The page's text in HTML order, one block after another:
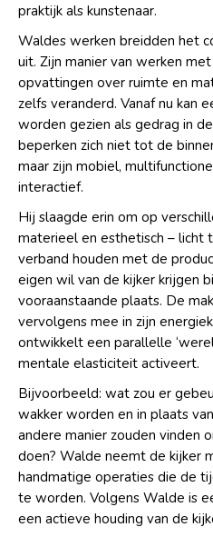
praktijk als kunstenaar.
Waldes werken breidden het
uit. Zijn manier van werken
opvattingen over ruimte en
zelfs veranderd. Vanaf nu kan
worden gezien als gedrag in
beperken zich niet tot de
maar zijn mobiel,
interactief.
Hij slaagde erin om op
materieel en esthetisch – licht
verband houden met de
eigen wil van de kijker krijgen
vooraanstaande plaats. De
vervolgens mee in zijn
ontwikkelt een parallelle
mentale elasticiteit activeert.
Bijvoorbeeld: wat zou er
wakker worden en in plaats
andere manier zouden vinden
doen? Walde neemt de kijker
handmatige operaties die de
te worden. Volgens Walde is
een actieve houding van de